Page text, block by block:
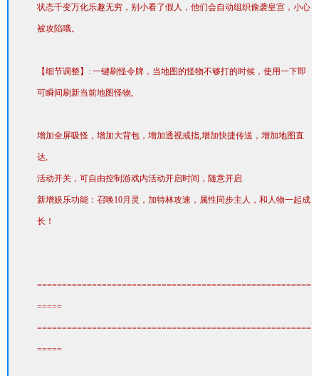
状态千变万化乐趣无穷，别小看了假人，他们会自动组织偷袭皇宫，小心
被攻陷哦。
【细节调整】: 一键刷怪令牌，当地图的怪物不够打的时候，使用一下即
可瞬间刷新当前地图怪物,
增加全屏吸怪，增加大背包，增加透视戒指,增加快捷传送，增加地图直
达,
活动开关，可自由控制游戏内活动开启时间，随意开启
新增娱乐功能：召唤10月灵，加特林攻速，属性同步主人，和人物一起成
长！
=======================================================
=====
=======================================================
=====